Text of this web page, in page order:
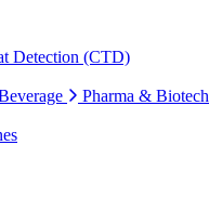
Detection (CTD)
Pharma & Biotech